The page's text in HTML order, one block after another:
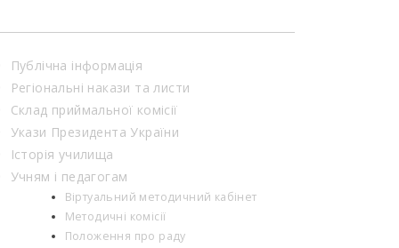
Публічна інформація
Регіональні накази та листи
Склад приймальної комісії
Укази Президента України
Історія училища
Учням і педагогам
Віртуальний методичний кабінет
Методичні комісії
Положення про раду